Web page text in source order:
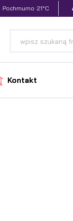
Pochmurno 21°C
Kontakt